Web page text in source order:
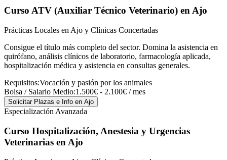
Curso ATV (Auxiliar Técnico Veterinario) en Ajo
Prácticas Locales en Ajo y Clínicas Concertadas
Consigue el título más completo del sector. Domina la asistencia en
quirófano, análisis clínicos de laboratorio, farmacología aplicada,
hospitalización médica y asistencia en consultas generales.
Requisitos:Vocación y pasión por los animales
Bolsa / Salario Medio:1.500€ - 2.100€ / mes
Solicitar Plazas e Info en Ajo
Especialización Avanzada
Curso Hospitalización, Anestesia y Urgencias
Veterinarias en Ajo